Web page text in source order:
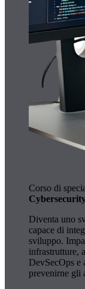
Corso di
Diventa uno
capace di
sviluppo.
infrastrutture,
DevSecOps e
prevenirne gli